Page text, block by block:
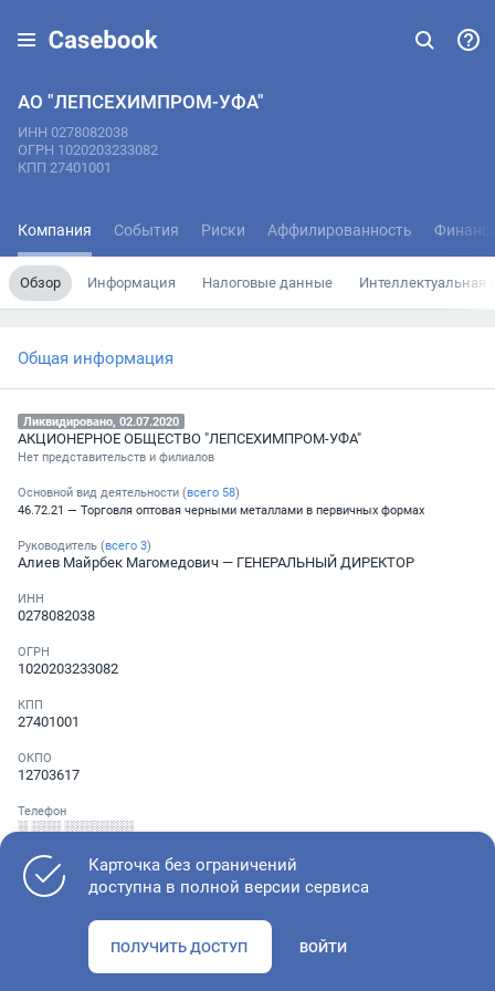
АО "ЛЕПСЕХИМПРОМ-УФА"
ИНН 0278082038
ОГРН 1020203233082
КПП 27401001
Компания События Риски Аффилированность
Обзор Информация Налоговые данные Интеллектуальная
Общая информация
Ликвидировано, 02.07.2020
АКЦИОНЕРНОЕ ОБЩЕСТВО "ЛЕПСЕХИМПРОМ-УФА"
Нет представительств и филиалов
Основной вид деятельности (всего 58)
46.72.21 — Торговля оптовая черными металлами в первичных формах
Руководитель (всего 3)
Алиев Майрбек Магомедович — ГЕНЕРАЛЬНЫЙ ДИРЕКТОР
ИНН
0278082038
ОГРН
1020203233082
КПП
27401001
ОКПО
12703617
Телефон
░ ░░░ ░░░░░░░
Проверьте учредительные документы, адрес регистрации и
Карточка без ограничений
доступна в полной версии сервиса
ПОЛУЧИТЬ ДОСТУП ВОЙТИ